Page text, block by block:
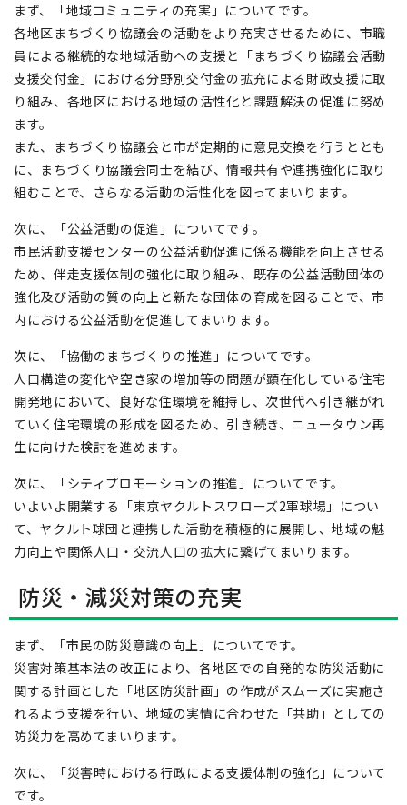
まず、「地域コミュニティの充実」についてです。
各地区まちづくり協議会の活動をより充実させるために、市職
員による継続的な地域活動への支援と「まちづくり協議会活動
支援交付金」における分野別交付金の拡充による財政支援に取
り組み、各地区における地域の活性化と課題解決の促進に努め
ます。
また、まちづくり協議会と市が定期的に意見交換を行うととも
に、まちづくり協議会同士を結び、情報共有や連携強化に取り
組むことで、さらなる活動の活性化を図ってまいります。
次に、「公益活動の促進」についてです。
市民活動支援センターの公益活動促進に係る機能を向上させる
ため、伴走支援体制の強化に取り組み、既存の公益活動団体の
強化及び活動の質の向上と新たな団体の育成を図ることで、市
内における公益活動を促進してまいります。
次に、「協働のまちづくりの推進」についてです。
人口構造の変化や空き家の増加等の問題が顕在化している住宅
開発地において、良好な住環境を維持し、次世代へ引き継がれ
ていく住宅環境の形成を図るため、引き続き、ニュータウン再
生に向けた検討を進めます。
次に、「シティプロモーションの推進」についてです。
いよいよ開業する「東京ヤクルトスワローズ2軍球場」につい
て、ヤクルト球団と連携した活動を積極的に展開し、地域の魅
力向上や関係人口・交流人口の拡大に繋げてまいります。
防災・減災対策の充実
まず、「市民の防災意識の向上」についてです。
災害対策基本法の改正により、各地区での自発的な防災活動に
関する計画とした「地区防災計画」の作成がスムーズに実施さ
れるよう支援を行い、地域の実情に合わせた「共助」としての
防災力を高めてまいります。
次に、「災害時における行政による支援体制の強化」について
です。